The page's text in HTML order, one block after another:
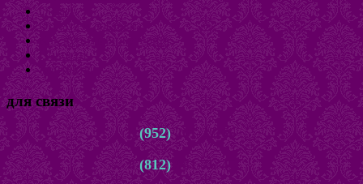
для связи
(952)261-22-66
(812)981-76-45